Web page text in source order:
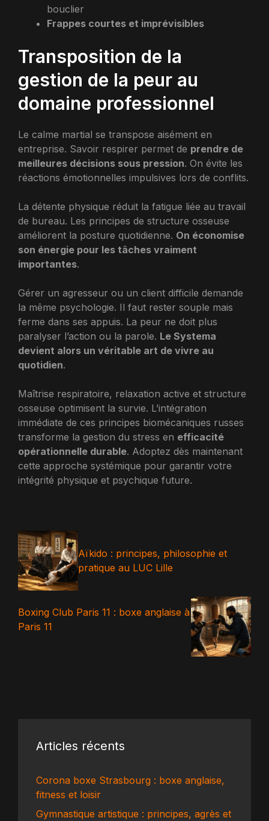
bouclier
Frappes courtes et imprévisibles
Transposition de la
gestion de la peur au
domaine professionnel
Le calme martial se transpose aisément en
entreprise. Savoir respirer permet de prendre de
meilleures décisions sous pression. On évite les
réactions émotionnelles impulsives lors de conflits.
La détente physique réduit la fatigue liée au travail
de bureau. Les principes de structure osseuse
améliorent la posture quotidienne. On économise
son énergie pour les tâches vraiment
importantes.
Gérer un agresseur ou un client difficile demande
la même psychologie. Il faut rester souple mais
ferme dans ses appuis. La peur ne doit plus
paralyser l’action ou la parole. Le Systema
devient alors un véritable art de vivre au
quotidien.
Maîtrise respiratoire, relaxation active et structure
osseuse optimisent la survie. L’intégration
immédiate de ces principes biomécaniques russes
transforme la gestion du stress en efficacité
opérationnelle durable. Adoptez dès maintenant
cette approche systémique pour garantir votre
intégrité physique et psychique future.
Aïkido : principes, philosophie et
pratique au LUC Lille
Boxing Club Paris 11 : boxe anglaise à
Paris 11
Articles récents
Corona boxe Strasbourg : boxe anglaise,
fitness et loisir
Gymnastique artistique : principes, agrès et